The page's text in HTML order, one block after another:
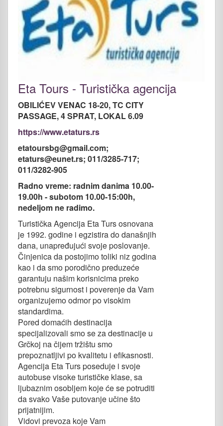
Eta Tours - Turistička agencija
OBILIĆEV VENAC 18-20, TC CITY
PASSAGE, 4 SPRAT, LOKAL 6.09
https://www.etaturs.rs
etatoursbg@gmail.com;
etaturs@eunet.rs; 011/3285-717;
011/3282-905
Radno vreme: radnim danima 10.00-
19.00h - subotom 10.00-15:00h,
nedeljom ne radimo.
Turistička Agencija Eta Turs osnovana
je 1992. godine i egzistira do današnjih
dana, unapređujući svoje poslovanje.
Činjenica da postojimo toliki niz godina
kao i da smo porodično preduzeće
garantuju našim korisnicima preko
potrebnu sigurnost i poverenje da Vam
organizujemo odmor po visokim
standardima.
Pored domaćih destinacija
specijalizovali smo se za destinacije u
Grčkoj na čijem tržištu smo
prepoznatljivi po kvalitetu i efikasnosti.
Agencija Eta Turs poseduje i svoje
autobuse visoke turističke klase, sa
ljubaznim osobljem koje će se potruditi
da svako Vaše putovanje učine što
prijatnijim.
Vidovi prevoza koje Vam